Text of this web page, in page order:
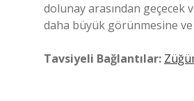
dolunay arasından geçecek
daha büyük görünmesine ve
Tavsiyeli Bağlantılar: